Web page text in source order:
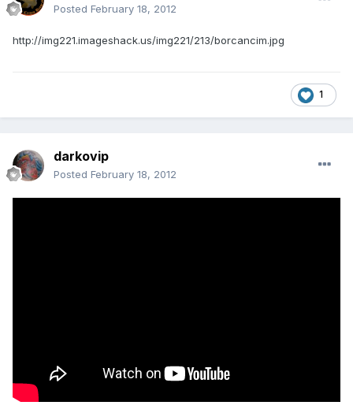
Posted February 18, 2012
http://img221.imageshack.us/img221/213/borcancim.jpg
1
darkovip
Posted February 18, 2012